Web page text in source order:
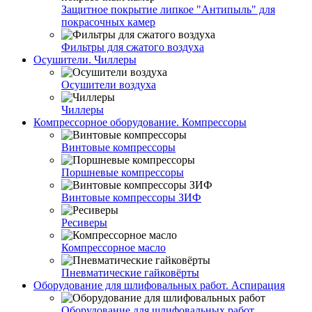
Защитное покрытие липкое "Антипыль" для
покрасочных камер
Фильтры для сжатого воздуха
Осушители. Чиллеры
Осушители воздуха
Чиллеры
Компрессорное оборудование. Компрессоры
Винтовые компрессоры
Поршневые компрессоры
Винтовые компрессоры ЗИФ
Ресиверы
Компрессорное масло
Пневматические гайковёрты
Оборудование для шлифовальных работ. Аспирация